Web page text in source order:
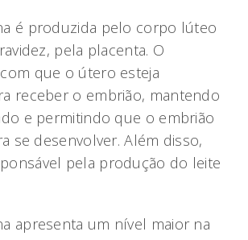
é produzida pelo corpo lúteo
pela placenta. O
que o útero esteja
receber o embrião, mantendo
e permitindo que o embrião
se desenvolver. Além disso,
pela produção do leite
apresenta um nível maior na